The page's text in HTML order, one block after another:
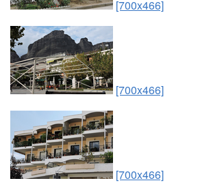
[700x466]
[700x466]
[700x466]